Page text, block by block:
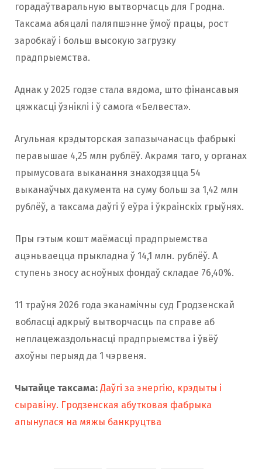
горадаўтваральную вытворчасць для Гродна.
Таксама абяцалі паляпшэнне ўмоў працы, рост
заробкаў і больш высокую загрузку
прадпрыемства.
Аднак у 2025 годзе стала вядома, што фінансавыя
цяжкасці ўзніклі і ў самога «Белвеста».
Агульная крэдыторская запазычанасць фабрыкі
перавышае 4,25 млн рублёў. Акрамя таго, у органах
прымусовага выканання знаходзяцца 54
выканаўчых дакумента на суму больш за 1,42 млн
рублёў, а таксама даўгі ў еўра і ўкраінскіх грыўнях.
Пры гэтым кошт маёмасці прадпрыемства
ацэньваецца прыкладна ў 14,1 млн. рублёў. А
ступень зносу асноўных фондаў складае 76,40%.
11 траўня 2026 года эканамічны суд Гродзенскай
вобласці адкрыў вытворчасць па справе аб
неплацежаздольнасці прадпрыемства і ўвёў
ахоўны перыяд да 1 чэрвеня.
Чытайце таксама: Даўгі за энергію, крэдыты і
сыравіну. Гродзенская абутковая фабрыка
апынулася на мяжы банкруцтва